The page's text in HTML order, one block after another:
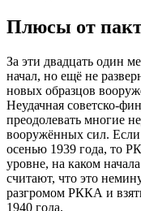
Плюсы от
За эти двадцать один
начал, но ещё не
новых образцов
Неудачная советско-
преодолевать многие
вооружённых сил.
осенью 1939 года, то
уровне, на каком
считают, что это
разгромом РККА и
1940 года.